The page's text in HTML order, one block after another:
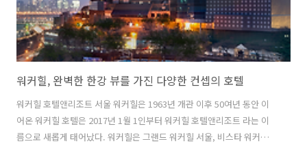
워커힐, 완벽한 한강 뷰를 가진 다양한 컨셉의 호텔
워커힐 호텔앤리조트 서울 워커힐은 1963년 개관 이후 50여년 동안 이
어온 워커힐 호텔은 2017년 1월 1인부터 워커힐 호텔앤리조트 라는 이
름으로 새롭게 태어났다. 워커힐은 그랜드 워커힐 서울, 비스타 워커힐